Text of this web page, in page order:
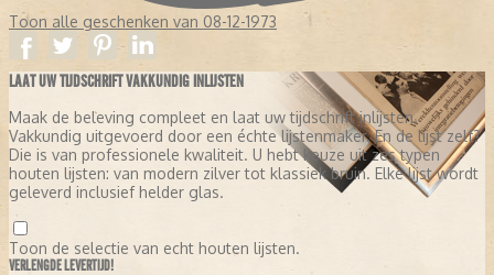
Toon alle geschenken van 08-12-1973
LAAT UW TIJDSCHRIFT VAKKUNDIG INLIJSTEN
Maak de beleving compleet en laat uw tijdschrift inlijsten.
Vakkundig uitgevoerd door een échte lijstenmaker. En de lijst zelf?
Die is van professionele kwaliteit. U hebt keuze uit zes typen
houten lijsten: van modern zilver tot klassiek bruin. Elke lijst wordt
geleverd inclusief helder glas.
Toon de selectie van echt houten lijsten.
VERLENGDE LEVERTIJD!